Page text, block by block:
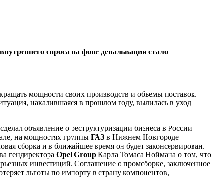
спроса на фоне девальвации стало
мощности своих производств и объемы поставок.
накалившаяся в прошлом году, вылилась в уход
объявление о реструктуризации бизнеса в России.
на мощностях группы ГАЗ в Нижнем Новгороде
сборка и в ближайшее время он будет законсервирован.
гендиректора Opel Group Карла Томаса Ноймана о том, что
инвестиций. Соглашение о промсборке, заключенное
льготы по импорту в страну компонентов,